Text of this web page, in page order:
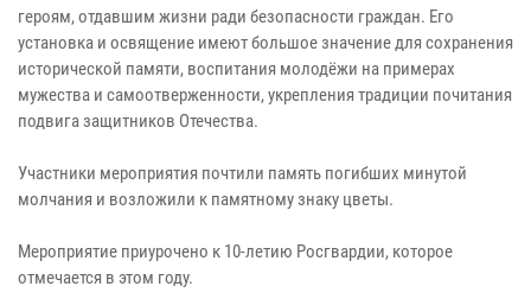
героям, отдавшим жизни ради безопасности граждан. Его
установка и освящение имеют большое значение для сохранения
исторической памяти, воспитания молодёжи на примерах
мужества и самоотверженности, укрепления традиции почитания
подвига защитников Отечества.
Участники мероприятия почтили память погибших минутой
молчания и возложили к памятному знаку цветы.
Мероприятие приурочено к 10-летию Росгвардии, которое
отмечается в этом году.